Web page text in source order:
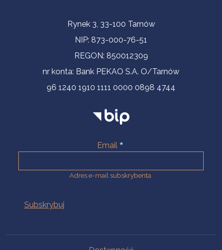
Informacje kontaktoweRynek 3, 33-100 Tarnów
NIP: 873-000-76-51
REGON: 850012309
nr konta: Bank PEKAO S.A. O/Tarnów
96 1240 1910 1111 0000 0898 4744
Email
Adres e-mail subskrybenta.